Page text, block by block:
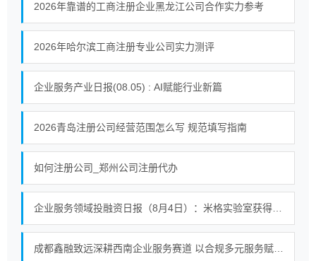
2026年靠谱的工商注册企业黑龙江公司合作实力参考
2026年哈尔滨工商注册专业公司实力测评
企业服务产业日报(08.05) : AI赋能行业新篇
2026青岛注册公司经营范围怎么写 规范填写指南
如何注册公司_郑州公司注册代办